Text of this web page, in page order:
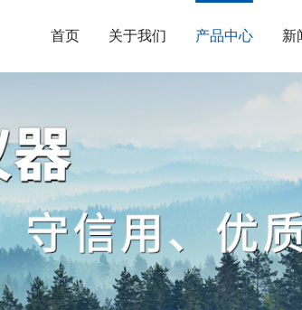
首页 关于我们 产品中心 新